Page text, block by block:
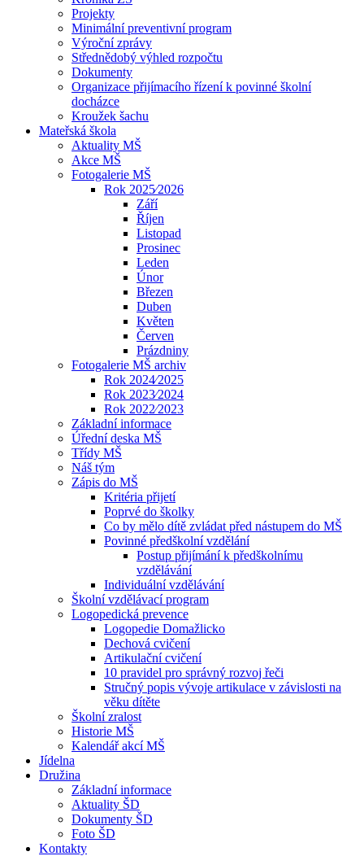
Projekty
Minimální preventivní program
Výroční zprávy
Střednědobý výhled rozpočtu
Dokumenty
Organizace přijímacího řízení k povinné školní
docházce
Kroužek šachu
Mateřská škola
Aktuality MŠ
Akce MŠ
Fotogalerie MŠ
Rok 2025⁄2026
Září
Říjen
Listopad
Prosinec
Leden
Únor
Březen
Duben
Květen
Červen
Prázdniny
Fotogalerie MŠ archiv
Rok 2024⁄2025
Rok 2023⁄2024
Rok 2022⁄2023
Základní informace
Úřední deska MŠ
Třídy MŠ
Náš tým
Zápis do MŠ
Kritéria přijetí
Poprvé do školky
Co by mělo dítě zvládat před nástupem do MŠ
Povinné předškolní vzdělání
Postup přijímání k předškolnímu
vzdělávání
Individuální vzdělávání
Školní vzdělávací program
Logopedická prevence
Logopedie Domažlicko
Dechová cvičení
Artikulační cvičení
10 pravidel pro správný rozvoj řeči
Stručný popis vývoje artikulace v závislosti na
věku dítěte
Školní zralost
Historie MŠ
Kalendář akcí MŠ
Jídelna
Družina
Základní informace
Aktuality ŠD
Dokumenty ŠD
Foto ŠD
Kontakty